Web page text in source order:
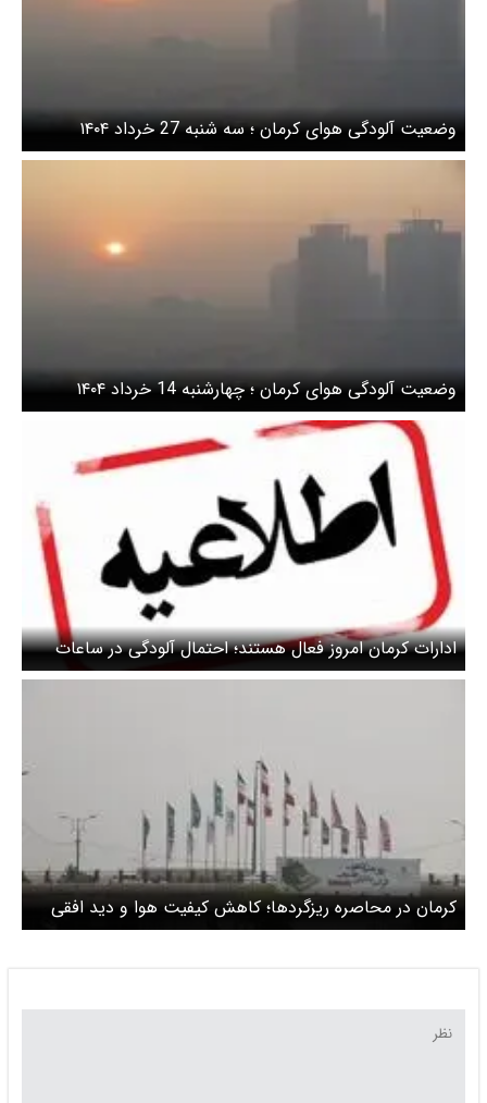
وضعیت آلودگی هوای کرمان ؛ سه شنبه 27 خرداد ۱۴۰۴
وضعیت آلودگی هوای کرمان ؛ چهارشنبه 14 خرداد ۱۴۰۴
ادارات کرمان امروز فعال هستند؛ احتمال آلودگی در ساعات
آینده
کرمان در محاصره ریزگردها؛ کاهش کیفیت هوا و دید افقی